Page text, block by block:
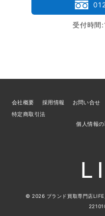
受付時
会社概要 採用情報 お問い合せ
特定商取引法
個人情報
© 2026 ブランド買取専門店LIFE